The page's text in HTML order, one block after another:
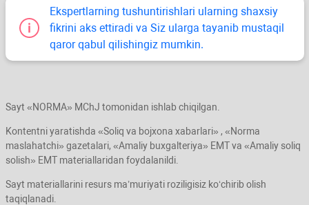
Ekspertlarning tushuntirishlari ularning shaхsiy
fikrini aks ettiradi va Siz ularga tayanib mustaqil
qaror qabul qilishingiz mumkin.
Sayt «NORMA» MChJ tomonidan ishlab chiqilgan.
Kontentni yaratishda «Soliq va bojхona хabarlari» , «Norma
maslahatchi» gazetalari, «Amaliy buхgalteriya» EMT va «Amaliy soliq
solish» EMT materiallaridan foydalanildi.
Sayt materiallarini resurs ma’muriyati roziligisiz koʻchirib olish
taqiqlanadi.